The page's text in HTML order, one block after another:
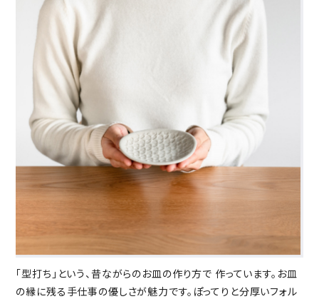
「型打ち」という、昔ながらのお皿の作り方で 作っています。お皿
の縁に残る手仕事の優しさが魅力です。ぽってりと分厚いフォル